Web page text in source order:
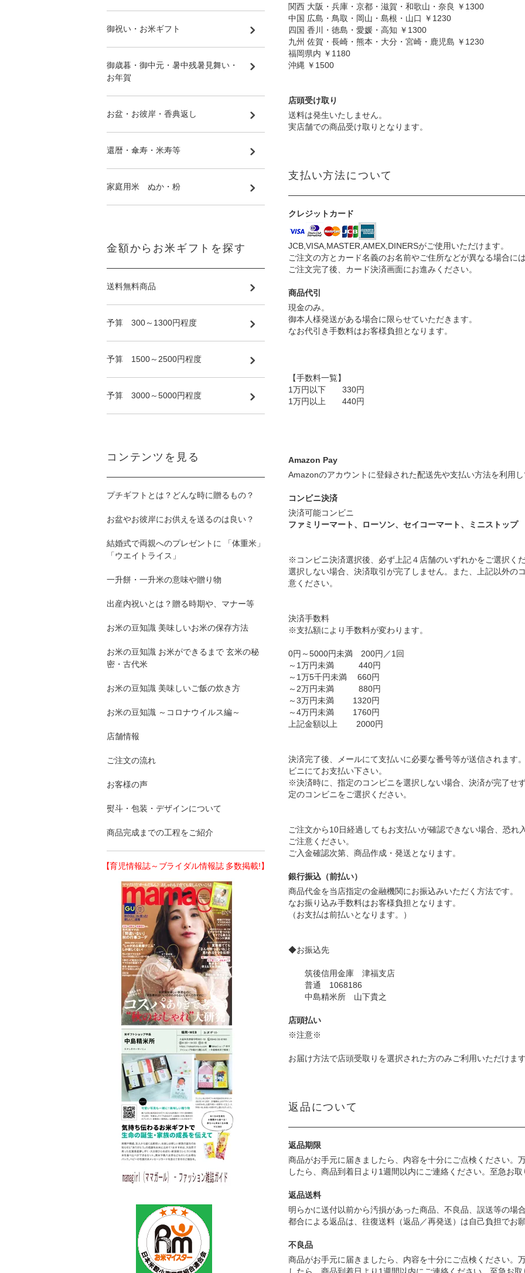
関西 大阪・兵庫・京都・滋賀・和歌山・奈良 ￥1300
中国 広島・鳥取・岡山・島根・山口 ￥1230
四国 香川・徳島・愛媛・高知 ￥1300
九州 佐賀・長崎・熊本・大分・宮崎・鹿児島 ￥1230
福岡県内 ￥1180
沖縄 ￥1500
店頭受け取り
送料は発生いたしません。
実店舗での商品受け取りとなります。
支払い方法について
クレジットカード
JCB,VISA,MASTER,AMEX,DINERSがご使用いただけます。
ご注文の方とカード名義のお名前やご住所などが異なる場合に
ご注文完了後、カード決済画面にお進みください。
商品代引
現金のみ。
御本人様発送がある場合に限らせていただきます。
なお代引き手数料はお客様負担となります。
【手数料一覧】
1万円以下 330円
1万円以上 440円
Amazon Pay
Amazonのアカウントに登録された配送先や支払い方法を利用
コンビニ決済
決済可能コンビニ
ファミリーマート、ローソン、セイコーマート、ミニストップ
※コンビニ決済選択後、必ず上記４店舗のいずれかをご選択く
選択しない場合、決済取引が完了しません。また、上記以外の
意ください。
決済手数料
※支払額により手数料が変わります。
0円～5000円未満 200円／1回
～1万円未満 440円
～1万5千円未満 660円
～2万円未満 880円
～3万円未満 1320円
～4万円未満 1760円
上記金額以上 2000円
決済完了後、メールにて支払いに必要な番号等が送信されます
ビニにてお支払い下さい。
※決済時に、指定のコンビニを選択しない場合、決済が完了せ
定のコンビニをご選択ください。
ご注文から10日経過してもお支払いが確認できない場合、恐れ
ご注意ください。
ご入金確認次第、商品作成・発送となります。
銀行振込（前払い）
商品代金を当店指定の金融機関にお振込みいただく方法です。
なお振り込み手数料はお客様負担となります。
（お支払は前払いとなります。）
◆お振込先
筑後信用金庫 津福支店
普通 1068186
中島精米所 山下貴之
店頭払い
※注意※
お届け方法で店頭受取りを選択された方のみご利用いただけま
返品について
返品期限
商品がお手元に届きましたら、内容を十分にご点検ください。
したら、商品到着日より1週間以内にご連絡ください。至急お
返品送料
明らかに送付以前から汚損があった商品、不良品、誤送等の場
都合による返品は、往復送料（返品／再発送）は自己負担でお
不良品
商品がお手元に届きましたら、内容を十分にご点検ください。
御祝い・お米ギフト
御歳暮・御中元・暑中残暑見舞い・
お年賀
お盆・お彼岸・香典返し
還暦・傘寿・米寿等
家庭用米 ぬか・粉
金額からお米ギフトを探す
送料無料商品
予算 300～1300円程度
予算 1500～2500円程度
予算 3000～5000円程度
コンテンツを見る
プチギフトとは？どんな時に贈るもの？
お盆やお彼岸にお供えを送るのは良い？
結婚式で両親へのプレゼントに 「体重米」
「ウエイトライス」
一升餅・一升米の意味や贈り物
出産内祝いとは？贈る時期や、マナー等
お米の豆知識 美味しいお米の保存方法
お米の豆知識 お米ができるまで 玄米の秘
密・古代米
お米の豆知識 美味しいご飯の炊き方
お米の豆知識 ～コロナウイルス編～
店舗情報
ご注文の流れ
お客様の声
熨斗・包装・デザインについて
商品完成までの工程をご紹介
【育児情報誌～ブライダル情報誌 多数掲載!】